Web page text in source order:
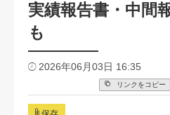
実績報告書・中間
も
2026年06月03日 16:35
リンクをコピー